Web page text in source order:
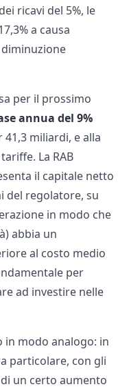
ricavi del 5%, le
a causa
per il prossimo
annua del 9%
miliardi, e alla
La RAB
il capitale netto
del regolatore, su
in modo che
abbia un
al costo medio
per
ad investire nelle
in modo analogo: in
particolare, con gli
un certo aumento